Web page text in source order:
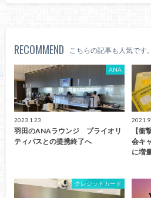
RECOMMEND こちらの記事も人気です。
ANA
2023.1.23
羽田のANAラウンジ プライオリ
ティパスとの提携終了へ
【衝
会キ
に増
クレジットカード